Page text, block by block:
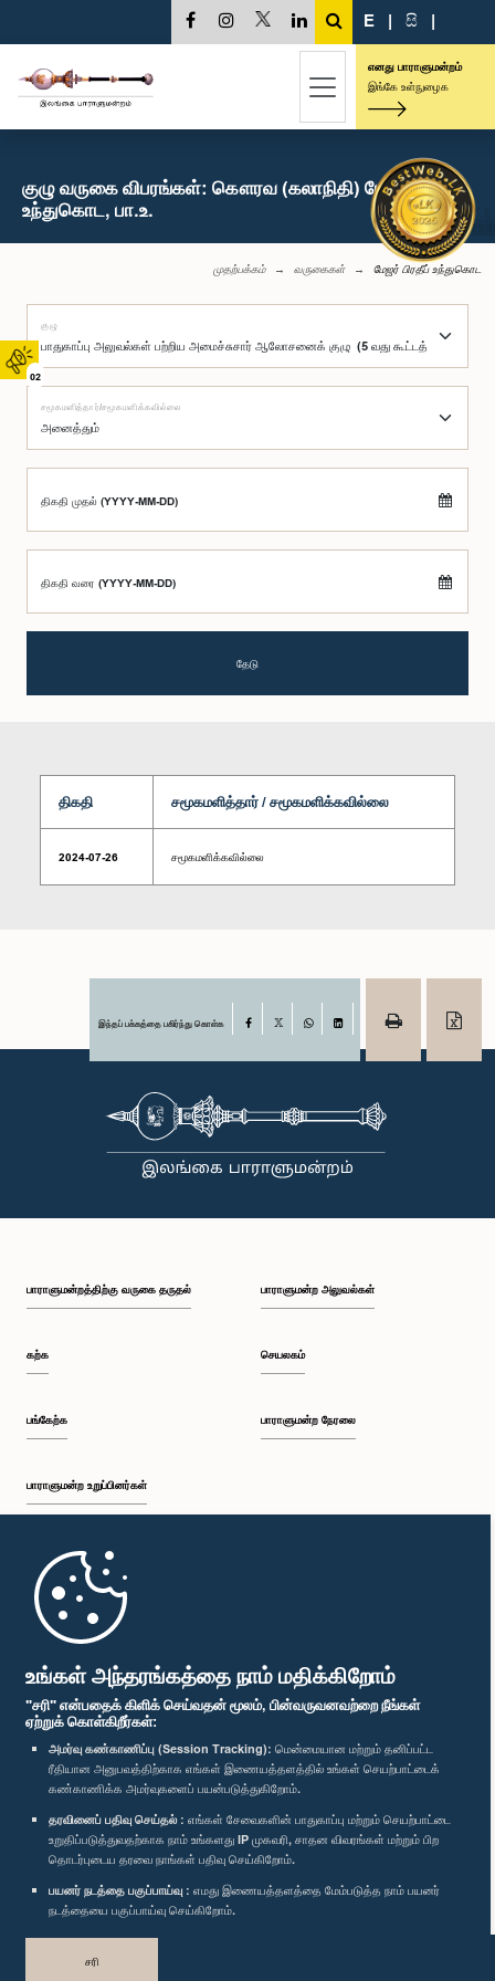
உங்கள் அந்தரங்கத்தை நாம் மதிக்கிறோம்
"சரி" என்பதைக் கிளிக் செய்வதன் மூலம், பின்வருவனவற்றை நீங்கள்
ஏற்றுக் கொள்கிறீர்கள்:
அமர்வு கண்காணிப்பு (Session Tracking): மென்மையான மற்றும் தனிப்பட்ட
ரீதியான அனுபவத்திற்காக எங்கள் இணையத்தளத்தில் உங்கள் செயற்பாட்டைக்
கண்காணிக்க அமர்வுகளைப் பயன்படுத்துகிறோம்.
தரவினைப் பதிவு செய்தல் : எங்கள் சேவைகளின் பாதுகாப்பு மற்றும் செயற்பாட்டை
உறுதிப்படுத்துவதற்காக நாம் உங்களது IP முகவரி, சாதன விவரங்கள் மற்றும் பிற
தொடர்புடைய தரவை நாங்கள் பதிவு செய்கிறோம்.
பயனர் நடத்தை பகுப்பாய்வு : எமது இணையத்தளத்தை மேம்படுத்த நாம் பயனர்
நடத்தையை பகுப்பாய்வு செய்கிறோம்.
சரி
02
E | සි |
எனது பாராளுமன்றம்
இங்கே உள்நுழைக
குழு வருகை விபரங்கள்: கௌரவ (கலாநிதி) மேஜர் பிரதீப்
உந்துகொட, பா.உ.
முதற்பக்கம் வருகைகள் மேஜர் பிரதீப் உந்துகொட
குழு
சமூகமளித்தார்/சமூகமளிக்கவில்லை
திகதி முதல் (YYYY-MM-DD)
திகதி வரை (YYYY-MM-DD)
தேடு
திகதி சமூகமளித்தார் / சமூகமளிக்கவில்லை
2024-07-26 சமூகமளிக்கவில்லை
இந்தப் பக்கத்தை பகிர்ந்து கொள்க Facebook
பாராளுமன்றத்திற்கு வருகை தருதல்
கற்க
பங்கேற்க
பாராளுமன்ற உறுப்பினர்கள்
முதற்பக்கம்
பாராளுமன்ற அலுவல்கள்
செயலகம்
பாராளுமன்ற நேரலை
பாராளுமன்ற கையடக்க செயலி
எம்மை பின்தொடர்க :
விருதுகள்
தனியுரிமைக் கொள்கை